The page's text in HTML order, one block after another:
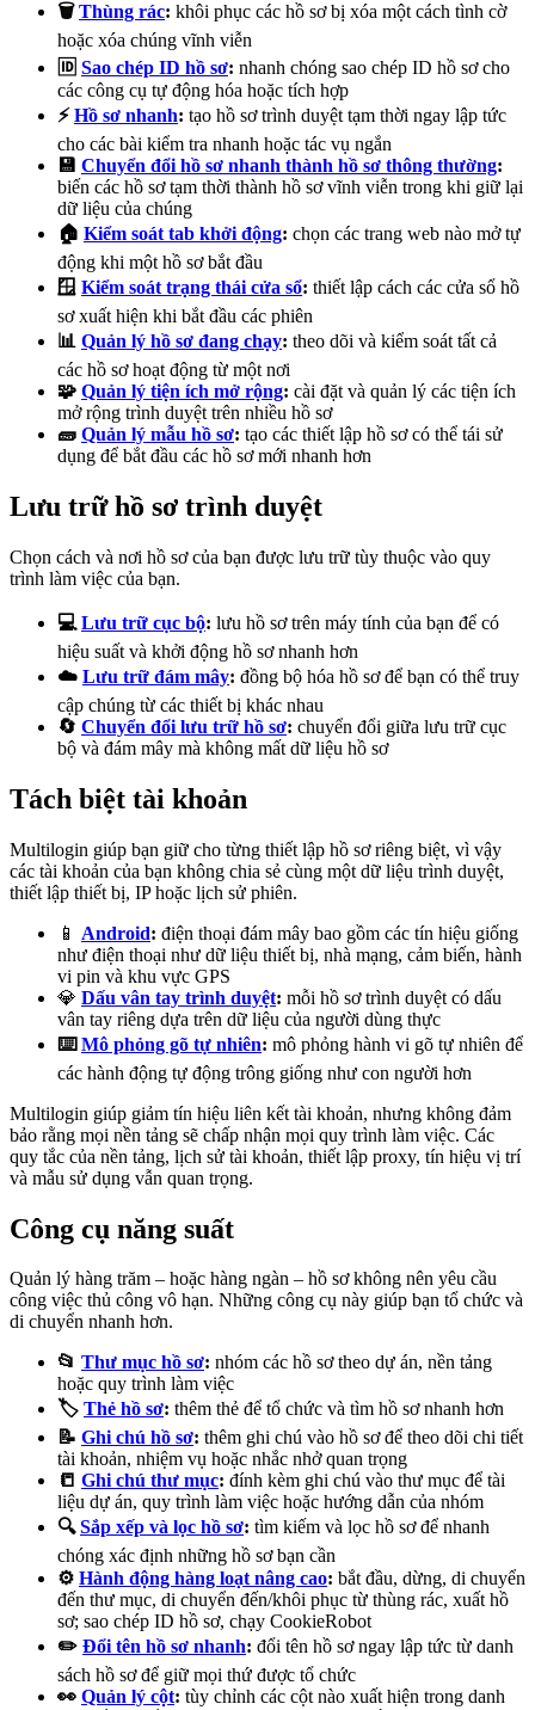
🗑️Thùng rác: khôi phục các hồ sơ bị xóa một cách tình cờ
hoặc xóa chúng vĩnh viễn
🆔 Sao chép ID hồ sơ: nhanh chóng sao chép ID hồ sơ cho
các công cụ tự động hóa hoặc tích hợp
⚡Hồ sơ nhanh: tạo hồ sơ trình duyệt tạm thời ngay lập tức
cho các bài kiểm tra nhanh hoặc tác vụ ngắn
💾 Chuyển đổi hồ sơ nhanh thành hồ sơ thông thường:
biến các hồ sơ tạm thời thành hồ sơ vĩnh viễn trong khi giữ lại
dữ liệu của chúng
🏠 Kiểm soát tab khởi động: chọn các trang web nào mở tự
động khi một hồ sơ bắt đầu
🪟 Kiểm soát trạng thái cửa sổ: thiết lập cách các cửa sổ hồ
sơ xuất hiện khi bắt đầu các phiên
📊 Quản lý hồ sơ đang chạy: theo dõi và kiểm soát tất cả
các hồ sơ hoạt động từ một nơi
🧩 Quản lý tiện ích mở rộng: cài đặt và quản lý các tiện ích
mở rộng trình duyệt trên nhiều hồ sơ
🧱 Quản lý mẫu hồ sơ: tạo các thiết lập hồ sơ có thể tái sử
dụng để bắt đầu các hồ sơ mới nhanh hơn
Lưu trữ hồ sơ trình duyệt
Chọn cách và nơi hồ sơ của bạn được lưu trữ tùy thuộc vào quy
trình làm việc của bạn.
💻 Lưu trữ cục bộ: lưu hồ sơ trên máy tính của bạn để có
hiệu suất và khởi động hồ sơ nhanh hơn
☁️ Lưu trữ đám mây: đồng bộ hóa hồ sơ để bạn có thể truy
cập chúng từ các thiết bị khác nhau
🔄 Chuyển đổi lưu trữ hồ sơ: chuyển đổi giữa lưu trữ cục
bộ và đám mây mà không mất dữ liệu hồ sơ
Tách biệt tài khoản
Multilogin giúp bạn giữ cho từng thiết lập hồ sơ riêng biệt, vì vậy
các tài khoản của bạn không chia sẻ cùng một dữ liệu trình duyệt,
thiết lập thiết bị, IP hoặc lịch sử phiên.
📱 Android: điện thoại đám mây bao gồm các tín hiệu giống
như điện thoại như dữ liệu thiết bị, nhà mạng, cảm biến, hành
vi pin và khu vực GPS
💎 Dấu vân tay trình duyệt: mỗi hồ sơ trình duyệt có dấu
vân tay riêng dựa trên dữ liệu của người dùng thực
⌨️Mô phỏng gõ tự nhiên: mô phỏng hành vi gõ tự nhiên để
các hành động tự động trông giống như con người hơn
Multilogin giúp giảm tín hiệu liên kết tài khoản, nhưng không đảm
bảo rằng mọi nền tảng sẽ chấp nhận mọi quy trình làm việc. Các
quy tắc của nền tảng, lịch sử tài khoản, thiết lập proxy, tín hiệu vị trí
và mẫu sử dụng vẫn quan trọng.
Công cụ năng suất
Quản lý hàng trăm – hoặc hàng ngàn – hồ sơ không nên yêu cầu
công việc thủ công vô hạn. Những công cụ này giúp bạn tổ chức và
di chuyển nhanh hơn.
📂 Thư mục hồ sơ: nhóm các hồ sơ theo dự án, nền tảng
hoặc quy trình làm việc
🏷️ Thẻ hồ sơ: thêm thẻ để tổ chức và tìm hồ sơ nhanh hơn
📝 Ghi chú hồ sơ: thêm ghi chú vào hồ sơ để theo dõi chi tiết
tài khoản, nhiệm vụ hoặc nhắc nhở quan trọng
📒 Ghi chú thư mục: đính kèm ghi chú vào thư mục để tài
liệu dự án, quy trình làm việc hoặc hướng dẫn của nhóm
🔍Sắp xếp và lọc hồ sơ: tìm kiếm và lọc hồ sơ để nhanh
chóng xác định những hồ sơ bạn cần
⚙️ Hành động hàng loạt nâng cao: bắt đầu, dừng, di chuyển
đến thư mục, di chuyển đến/khôi phục từ thùng rác, xuất hồ
sơ; sao chép ID hồ sơ, chạy CookieRobot
✏️ Đổi tên hồ sơ nhanh: đổi tên hồ sơ ngay lập tức từ danh
sách hồ sơ để giữ mọi thứ được tổ chức
👀 Quản lý cột: tùy chỉnh các cột nào xuất hiện trong danh